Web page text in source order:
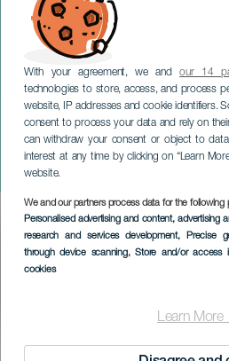
With your agreement, we andour 14
technologies to store, access, and process
website, IP addresses and cookie identifiers.
consent to process your data and rely on
can withdraw your consent or object to
interest at any time by clicking on “Learn
website.
We and our partners process data for the following
Personalised advertising and content, advertising
research and services development, Precise
through device scanning, Store and/or access
cookies
Learn More
JORDI SAVALL
HESPÈRION XXI
LA PALMA
Imagen
Listado
TOTEUTUNUT TAPAHTUMA